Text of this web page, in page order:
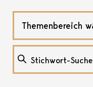
Themenbereich